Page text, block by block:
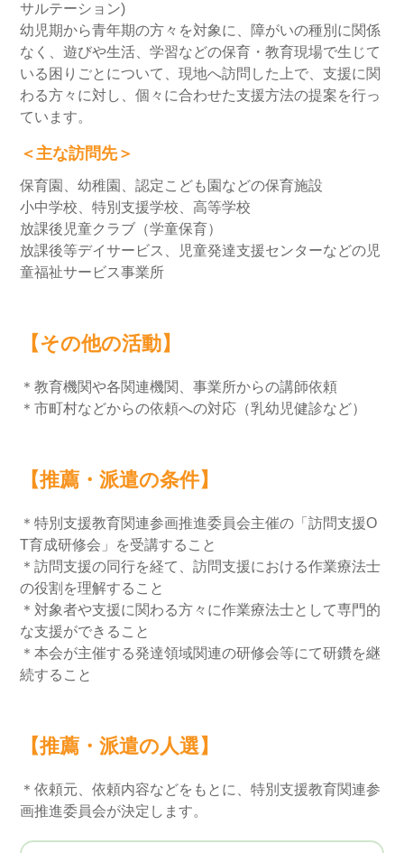
サルテーション)
幼児期から青年期の方々を対象に、障がいの種別に関係
なく、遊びや生活、学習などの保育・教育現場で生じて
いる困りごとについて、現地へ訪問した上で、支援に関
わる方々に対し、個々に合わせた支援方法の提案を行っ
ています。
＜主な訪問先＞
保育園、幼稚園、認定こども園などの保育施設
小中学校、特別支援学校、高等学校
放課後児童クラブ（学童保育）
放課後等デイサービス、児童発達支援センターなどの児
童福祉サービス事業所
【その他の活動】
＊教育機関や各関連機関、事業所からの講師依頼
＊市町村などからの依頼への対応（乳幼児健診など）
【推薦・派遣の条件】
＊特別支援教育関連参画推進委員会主催の「訪問支援O
T育成研修会」を受講すること
＊訪問支援の同行を経て、訪問支援における作業療法士
の役割を理解すること
＊対象者や支援に関わる方々に作業療法士として専門的
な支援ができること
＊本会が主催する発達領域関連の研修会等にて研鑽を継
続すること
【推薦・派遣の人選】
＊依頼元、依頼内容などをもとに、特別支援教育関連参
画推進委員会が決定します。